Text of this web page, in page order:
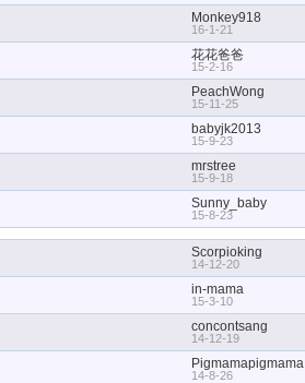
Monkey918
16-1-21
花花爸爸
15-2-16
PeachWong
15-11-25
babyjk2013
15-9-23
mrstree
15-9-18
Sunny_baby
15-8-23
Scorpioking
14-12-20
in-mama
15-3-10
concontsang
14-12-19
Pigmamapigmama
14-8-26